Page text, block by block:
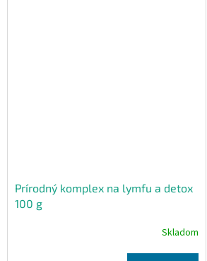
Prírodný komplex na lymfu a detox
100 g
Skladom